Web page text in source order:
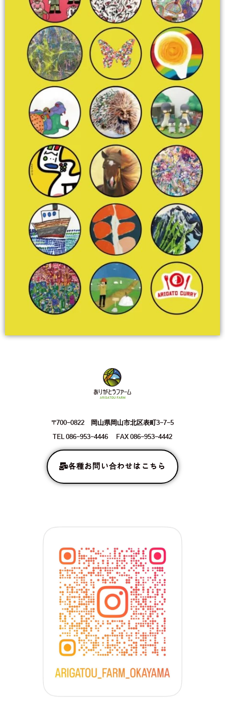
〒700-0822 岡山県岡山市北区表町3-7-5
TEL 086-953-4446 FAX 086-953-4442
各種お問い合わせはこちら